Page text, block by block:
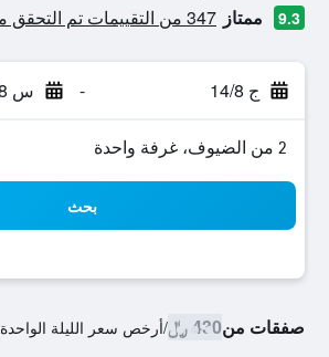
9.3 ممتاز 347 من التقييمات تم التحقق منها
ج 14/8 - س 15/8
2 من الضيوف، غرفة واحدة
بحث
صفقات من430 ﷼ /أرخص سعر الليلة الواحدة